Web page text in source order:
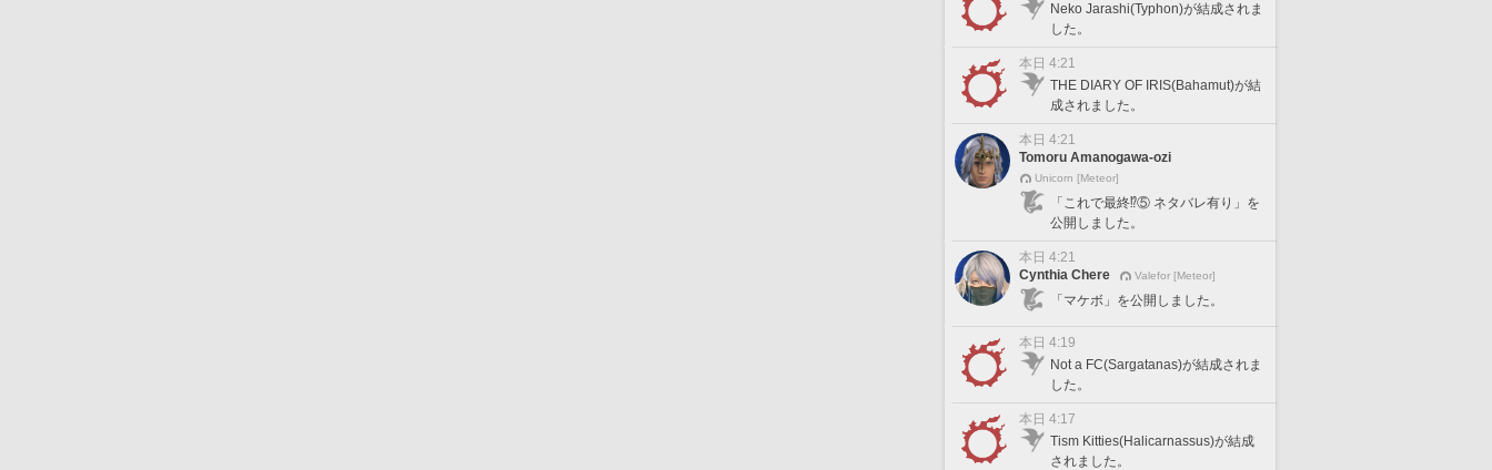
Neko Jarashi(Typhon)が結成されま
した。
本日 4:21
THE DIARY OF IRIS(Bahamut)が結
成されました。
本日 4:21
Tomoru Amanogawa-ozi
Unicorn [Meteor]
「これで最終⁉️⑤ ネタバレ有り」を
公開しました。
本日 4:21
Cynthia Chere
Valefor [Meteor]
「マケボ」を公開しました。
本日 4:19
Not a FC(Sargatanas)が結成されま
した。
本日 4:17
Tism Kitties(Halicarnassus)が結成
されました。